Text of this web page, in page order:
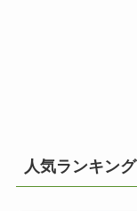
人気ランキング